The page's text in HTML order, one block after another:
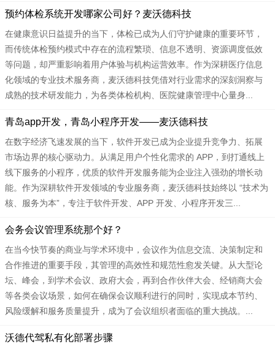
预约体检系统开发哪家公司好？麦沃德科技
在健康意识日益提升的当下，体检已成为人们守护健康的重要环节，
而传统体检预约模式中存在的流程繁琐、信息不透明、资源调度低效
等问题，却严重影响着用户体验与机构运营效率。作为深耕医疗信息
化领域的专业技术服务商，麦沃德科技凭借对行业需求的深刻洞察与
成熟的技术研发能力，为各类体检机构、医院健康管理中心量身...
青岛app开发，青岛小程序开发——麦沃德科技
在数字经济飞速发展的当下，软件开发已成为企业提升竞争力、拓展
市场边界的核心驱动力。从满足用户个性化需求的 APP，到打通线上
线下服务的小程序，优质的软件开发服务能为企业注入强劲的增长动
能。作为深耕软件开发领域的专业服务商，麦沃德科技始终以 “技术为
核、服务为本”，专注于软件开发、APP 开发、小程序开发三...
会务会议管理系统那个好？
在当今快节奏的商业与学术环境中，会议作为信息交流、决策制定和
合作推进的重要手段，其管理的高效性和规范性愈发关键。从大型论
坛、峰会，到学术会议、政府大会，再到合作伙伴大会、经销商大会
等各类会议场景，如何在确保会议顺利进行的同时，实现成本节约、
风险缓解和服务质量提升，成为了会议组织者面临的重大挑战。...
沃德代驾私有化部署步骤